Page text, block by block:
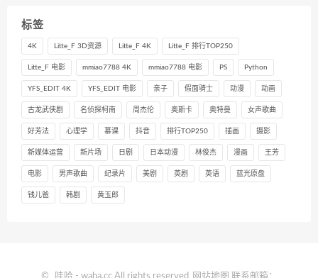
标签
4K Litte_F 3D资源 Litte_F 4K Litte_F 排行TOP250
Litte_F 电影 mmiao7788 4K mmiao7788 电影 PS Python
YFS_EDIT 4K YFS_EDIT 电影 亲子 假面骑士 动漫 动画
古龙武侠剧 名侦探柯南 周杰伦 奥斯卡 奥特曼 女声歌曲
好芳法 心理学 慕课 抖音 排行TOP250 插画 摄影
新媒体运营 新片场 日剧 日本动漫 林俊杰 漫画 王芳
电影 男声歌曲 纪录片 美剧 英剧 英语 蓝光原盘
钱儿爸 韩剧 黄玉郎
© 哇哈 - waha.cc All rights reserved 网站地图 联系邮箱：